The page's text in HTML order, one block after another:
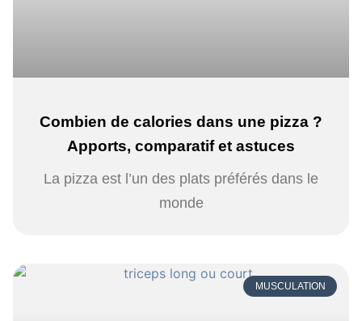
Combien de calories dans une pizza ?
Apports, comparatif et astuces
La pizza est l’un des plats préférés dans le
monde
MUSCULATION